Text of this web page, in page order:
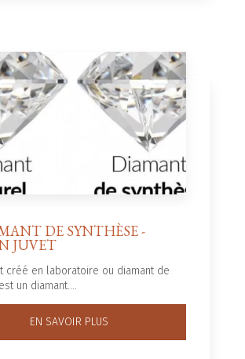
DE SYNTHÈSE -
JUVET
créé en laboratoire ou diamant de
un diamant....
EN SAVOIR PLUS